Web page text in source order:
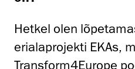
Hetkel olen
erialaprojekti EKAs,
Transform4Europe